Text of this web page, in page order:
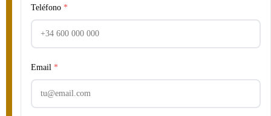
Teléfono *
Email *